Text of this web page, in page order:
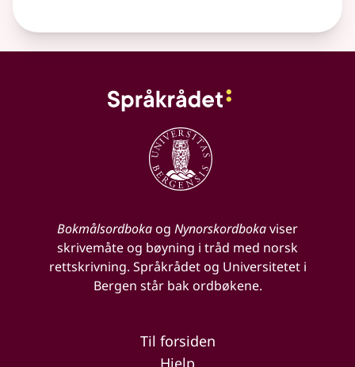
Bokmålsordbokaog Nynorskordbokaviser
skrivemåte og bøyning i tråd med norsk
rettskrivning. Språkrådet og Universitetet i
Bergen står bak ordbøkene.
Til forsiden
Hjelp